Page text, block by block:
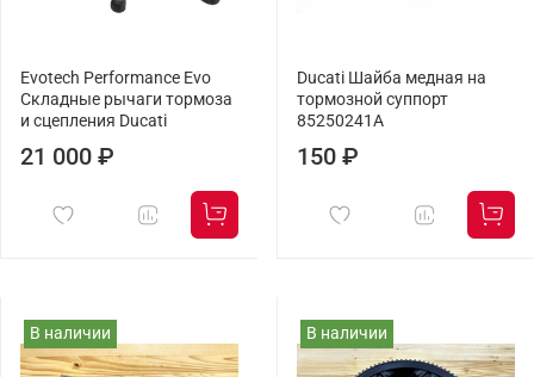
Evotech Performance Evo
Складные рычаги тормоза
и сцепления Ducati
21 000 ₽
Ducati Шайба медная на
тормозной суппорт
85250241A
150 ₽
В наличии В наличии